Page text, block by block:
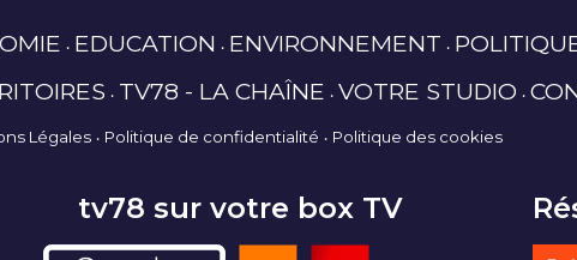
EDUCATION ENVIRONNEMENT
TV78 - LA CHAÎNE VOTRE STUDIO
Légales Politique de confidentialité Politique des cookies
tv78 sur votre box TV